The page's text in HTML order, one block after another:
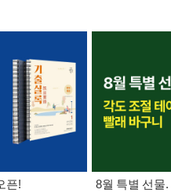
픈!
8월 특별 선물.